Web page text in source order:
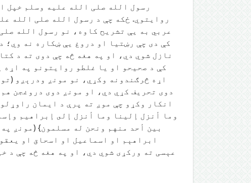
رسول الله صلی الله علیه وسلم خپل
روایتوي. ځکه چې د رسول الله صلی الله
عربي به یې تشریح کاوه، نو رسول الله
کې دی چې رښتیا او دروغ یې ښکاره نه وي؛
نازل شوي دي، او په هغه څه چې دوی ته د
کې د صحیحو او یا غلطو روایتونو په
اړه څرګندونه وکړي، نو مونږ ودرېږو
دوی تحریف کړي دي، او مونږ دوی دروغجن
انکار وکړو چې موږ ته پرې د ایمان
وما أنزل إلينا وما أنزل إلى إبراهيم
بين أحد منهم ونحن له مسلمون} (مونږ
ابراهېم او اسماعیل او اسحاق او
عېسی ته ورکړی شوي دي، او په هغه څه چې د